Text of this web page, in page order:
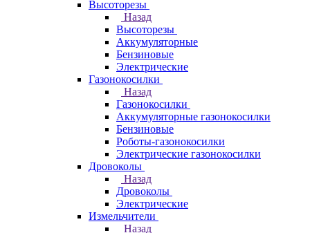
Высоторезы
Назад
Высоторезы
Аккумуляторные
Бензиновые
Электрические
Газонокосилки
Назад
Газонокосилки
Аккумуляторные газонокосилки
Бензиновые
Роботы-газонокосилки
Электрические газонокосилки
Дровоколы
Назад
Дровоколы
Электрические
Измельчители
Назад